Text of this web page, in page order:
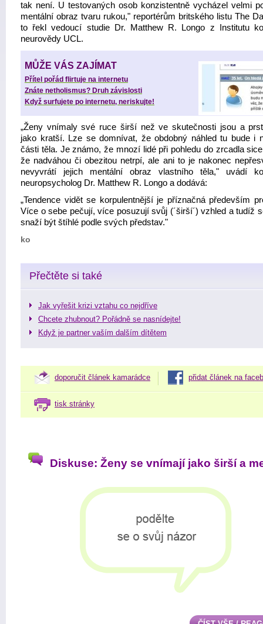
tak není. U testovaných osob konzistentně vycházel velmi
mentální obraz tvaru rukou," reportérům britského listu The
to řekl vedoucí studie Dr. Matthew R. Longo z Institutu
neurovědy UCL.
MŮŽE VÁS ZAJÍMAT
Přítel pořád flirtuje na internetu
Znáte netholismus? Druh závislosti
Když surfujete po internetu, neriskujte!
„Ženy vnímaly své ruce širší než ve skutečnosti jsou a
jako kratší. Lze se domnívat, že obdobný náhled tu bude i
části těla. Je známo, že mnozí lidé při pohledu do zrcadla
že nadváhou či obezitou netrpí, ale ani to je nakonec
nevyvrátí jejich mentální obraz vlastního těla," uvádí
neuropsycholog Dr. Matthew R. Longo a dodává:
„Tendence vidět se korpulentnější je příznačná především
Více o sebe pečují, více posuzují svůj (´širší´) vzhled a tudíž
snaží být štíhlé podle svých představ."
ko
Přečtěte si také
Jak vyřešit krizi vztahu co nejdříve
Chcete zhubnout? Pořádně se nasnídejte!
Když je partner vaším dalším dítětem
doporučit článek kamarádce přidat článek na
tisk stránky
Diskuse: Ženy se vnímají jako širší a